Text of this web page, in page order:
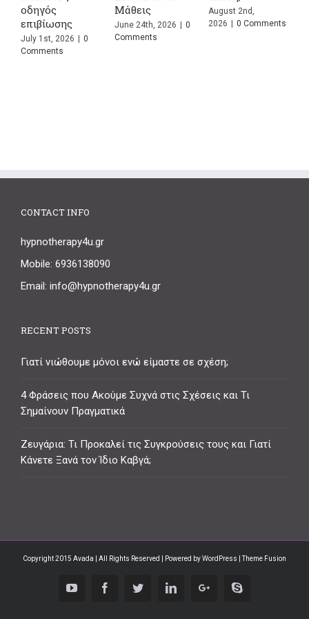
Σημαίνουν
Πραγματικά
July 24th, 2026
Comments
Κάνετε Ξανά
τον Ίδιο Καβγά;
July 13th, 2026
July 1st, 2026
Comments
CONTACT INFO
hypnotherapy4u.gr
Mobile: 6936138090
Email: info@hypnotherapy4u.gr
RECENT POSTS
Γιατί νιώθουμε μόνοι ενώ είμαστε σε σχέση;
4 Φράσεις που Ακούμε Συχνά στις Σχέσεις και Τι
Σημαίνουν Πραγματικά
Ζευγάρια: Τι Προκαλεί τις Συγκρούσεις τους και Γιατί
Κάνετε Ξανά τον Ίδιο Καβγά;
Copyright 2015 Avada | All Rights Reserved | Powered byWordPress | Theme Fusion